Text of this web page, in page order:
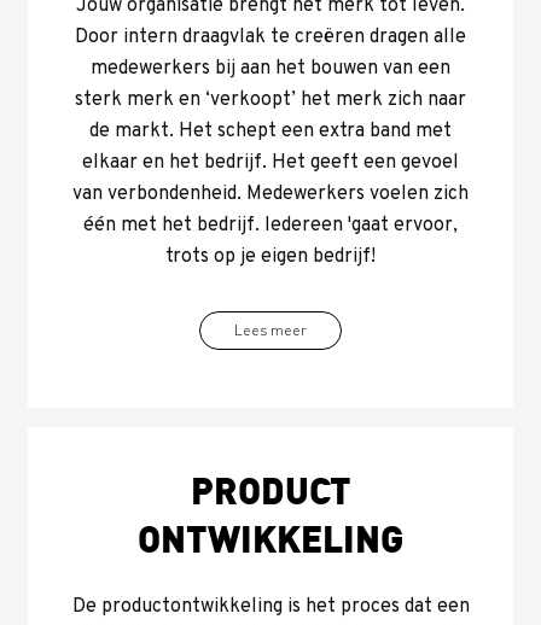
Jouw organisatie brengt het merk tot leven.
Door intern draagvlak te creëren dragen alle
medewerkers bij aan het bouwen van een
sterk merk en ‘verkoopt’ het merk zich naar
de markt. Het schept een extra band met
elkaar en het bedrijf. Het geeft een gevoel
van verbondenheid. Medewerkers voelen zich
één met het bedrijf. Iedereen 'gaat ervoor,
trots op je eigen bedrijf!
Lees meer
PRODUCT
ONTWIKKELING
De productontwikkeling is het proces dat een